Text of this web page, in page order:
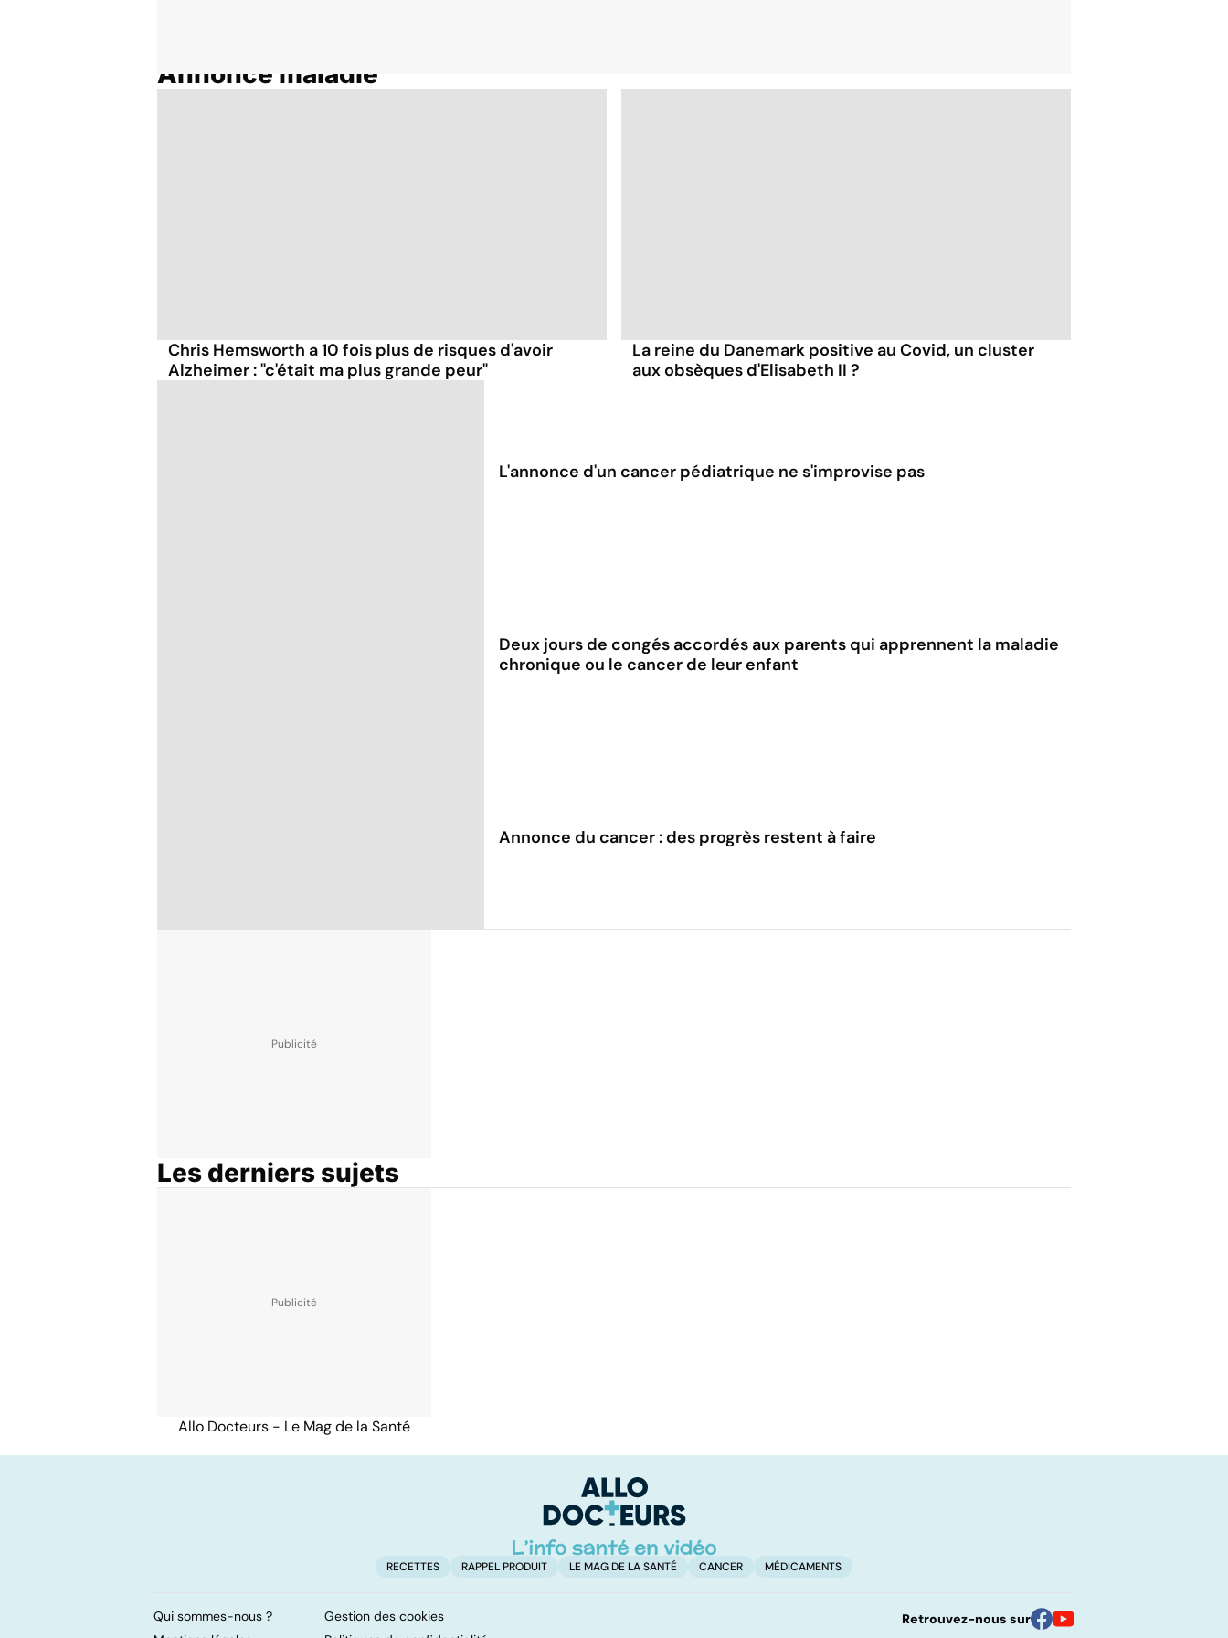
Annonce maladie
Chris Hemsworth a 10 fois plus de risques d'avoir
Alzheimer : "c'était ma plus grande peur"
La reine du Danemark positive au Covid, un cluster
aux obsèques d'Elisabeth II ?
L'annonce d'un cancer pédiatrique ne s'improvise pas
Deux jours de congés accordés aux parents qui apprennent la maladie
chronique ou le cancer de leur enfant
Annonce du cancer : des progrès restent à faire
Les derniers sujets
Allo Docteurs - Le Mag de la Santé
RECETTES RAPPEL PRODUIT LE MAG DE LA SANTÉ CANCER MÉDICAMENTS
Qui sommes-nous ?
Gestion des cookies
Retrouvez-nous sur